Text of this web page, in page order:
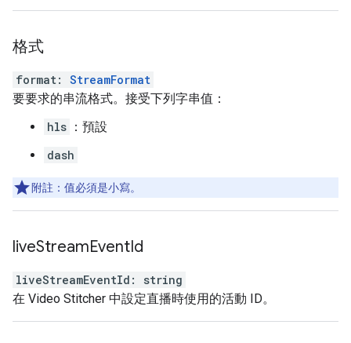
格式
format:
StreamFormat
要要求的串流格式。接受下列字串值：
hls ：預設
dash
附註：值必須是小寫。
liveStreamEventId
liveStreamEventId :
string
在 Video Stitcher 中設定直播時使用的活動 ID。